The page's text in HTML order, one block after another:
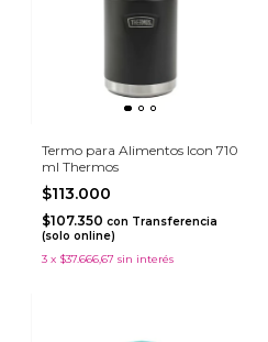
Termo para Alimentos Icon 710
ml Thermos
$113.000
$107.350 con Transferencia
(solo online)
3 x $37.666,67 sin interés